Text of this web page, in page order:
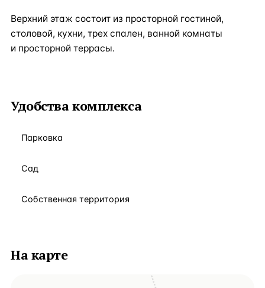
Верхний этаж состоит из просторной гостиной,
столовой, кухни, трех спален, ванной комнаты
и просторной террасы.
Удобства комплекса
Парковка
Сад
Собственная территория
На карте